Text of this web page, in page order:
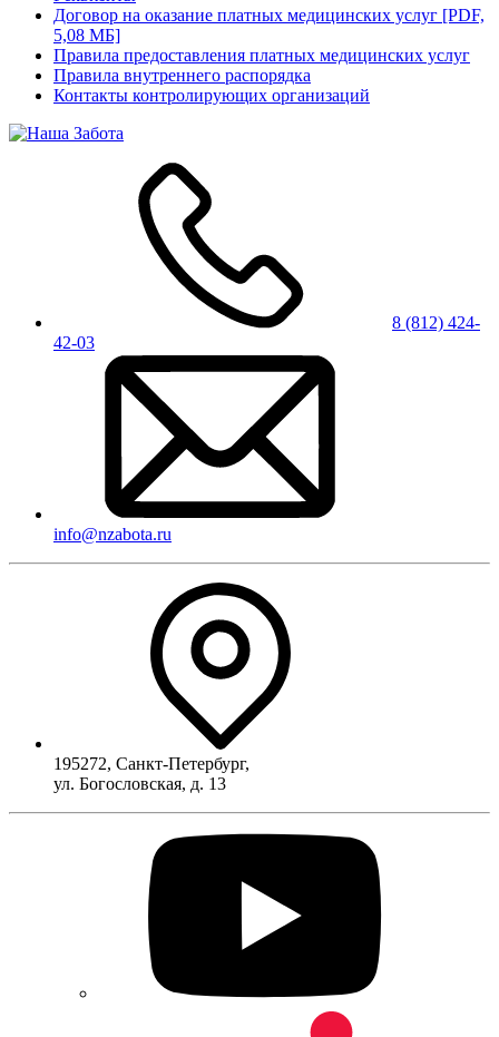
Договор на оказание платных медицинских услуг [PDF,
5,08 МБ]
Правила предоставления платных медицинских услуг
Правила внутреннего распорядка
Контакты контролирующих организаций
8 (812) 424-
42-03
info@nzabota.ru
195272, Санкт-Петербург,
ул. Богословская, д. 13